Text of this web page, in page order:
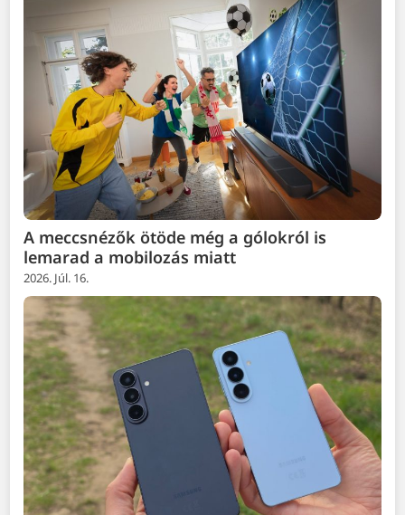
A meccsnézők ötöde még a gólokról is
lemarad a mobilozás miatt
2026. Júl. 16.